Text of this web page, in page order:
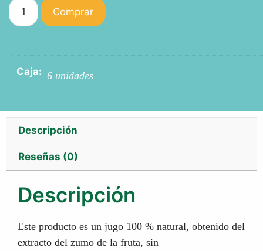
Comprar
Caja: 6 unidades
Descripción
Reseñas (0)
Descripción
Este producto es un jugo 100 % natural, obtenido del
extracto del zumo de la fruta, sin